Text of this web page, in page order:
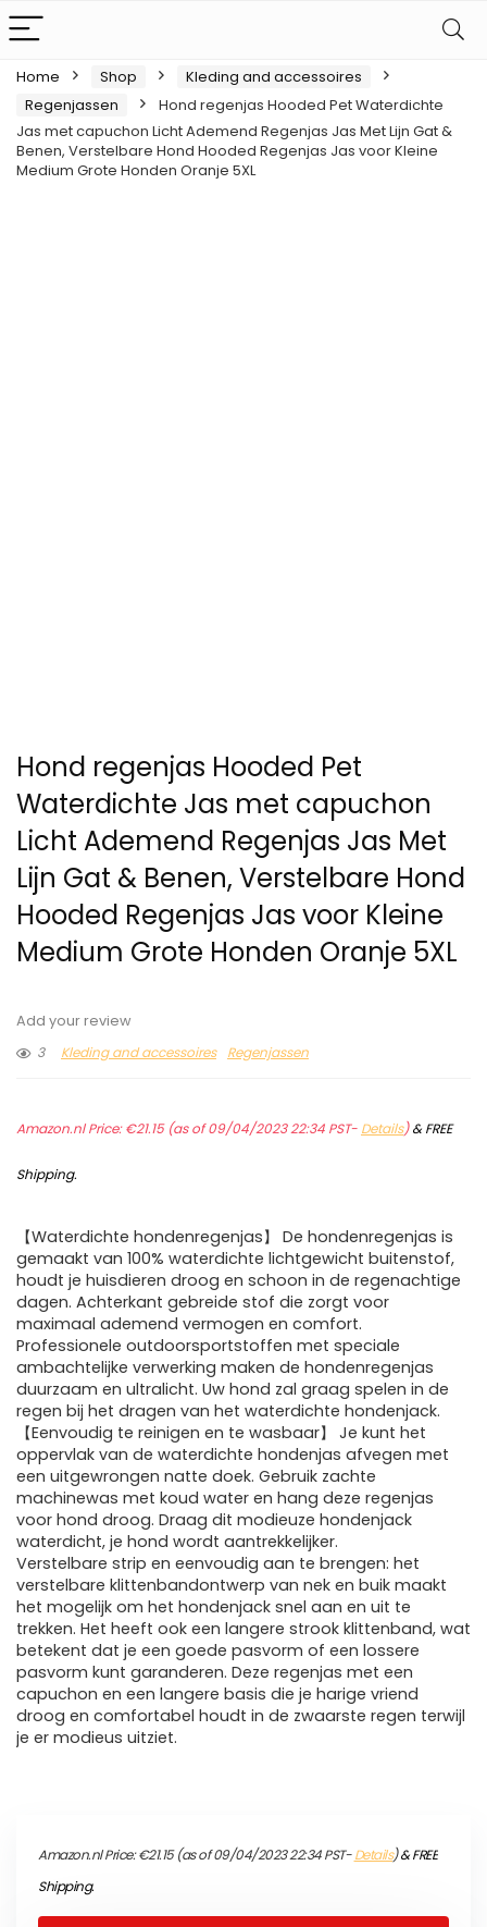
Home Shop
Kleding and accessoires
Regenjassen
Hond regenjas Hooded Pet Waterdichte
Jas met capuchon Licht Ademend Regenjas Jas Met Lijn Gat &
Benen, Verstelbare Hond Hooded Regenjas Jas voor Kleine
Medium Grote Honden Oranje 5XL
Hond regenjas Hooded Pet
Waterdichte Jas met capuchon
Licht Ademend Regenjas Jas Met
Lijn Gat & Benen, Verstelbare Hond
Hooded Regenjas Jas voor Kleine
Medium Grote Honden Oranje 5XL
Add your review
3
Kleding and accessoires Regenjassen
Amazon.nl Price:€21.15(as of 09/04/2023 22:34 PST- Details)&FREE
Shipping.
【Waterdichte hondenregenjas】 De hondenregenjas is
gemaakt van 100% waterdichte lichtgewicht buitenstof,
houdt je huisdieren droog en schoon in de regenachtige
dagen. Achterkant gebreide stof die zorgt voor
maximaal ademend vermogen en comfort.
Professionele outdoorsportstoffen met speciale
ambachtelijke verwerking maken de hondenregenjas
duurzaam en ultralicht. Uw hond zal graag spelen in de
regen bij het dragen van het waterdichte hondenjack.
【Eenvoudig te reinigen en te wasbaar】 Je kunt het
oppervlak van de waterdichte hondenjas afvegen met
een uitgewrongen natte doek. Gebruik zachte
machinewas met koud water en hang deze regenjas
voor hond droog. Draag dit modieuze hondenjack
waterdicht, je hond wordt aantrekkelijker.
Verstelbare strip en eenvoudig aan te brengen: het
verstelbare klittenbandontwerp van nek en buik maakt
het mogelijk om het hondenjack snel aan en uit te
trekken. Het heeft ook een langere strook klittenband, wat
betekent dat je een goede pasvorm of een lossere
pasvorm kunt garanderen. Deze regenjas met een
capuchon en een langere basis die je harige vriend
droog en comfortabel houdt in de zwaarste regen terwijl
je er modieus uitziet.
Amazon.nl Price:€21.15(as of 09/04/2023 22:34 PST-Details)&FREE
Shipping.